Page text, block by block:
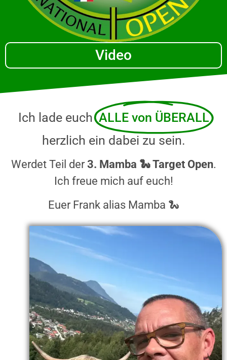
Video
Ich lade euch ALLE von ÜBERALL
herzlich ein dabei zu sein.
Werdet Teil der 3. Mamba 🐍 Target Open.
Ich freue mich auf euch!
Euer Frank alias Mamba 🐍